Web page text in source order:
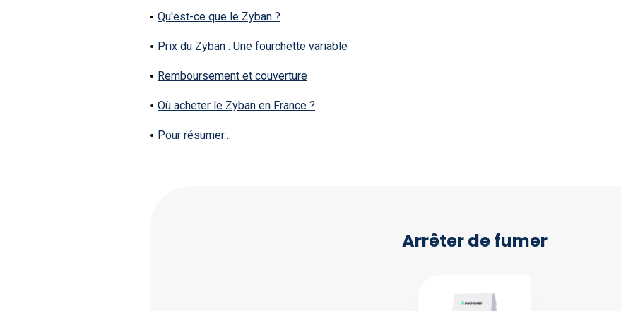
Qu'est-ce que le Zyban ?
Prix du Zyban : Une fourchette variable
Remboursement et couverture
Où acheter le Zyban en France ?
Pour résumer…
Arrêter de fumer